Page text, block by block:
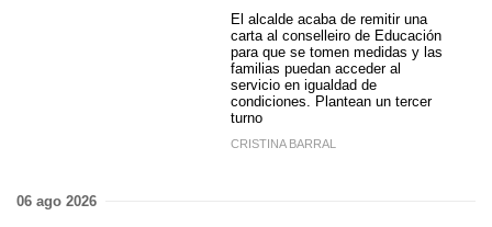
El alcalde acaba de remitir una
carta al conselleiro de Educación
para que se tomen medidas y las
familias puedan acceder al
servicio en igualdad de
condiciones. Plantean un tercer
turno
CRISTINA BARRAL
06 ago 2026